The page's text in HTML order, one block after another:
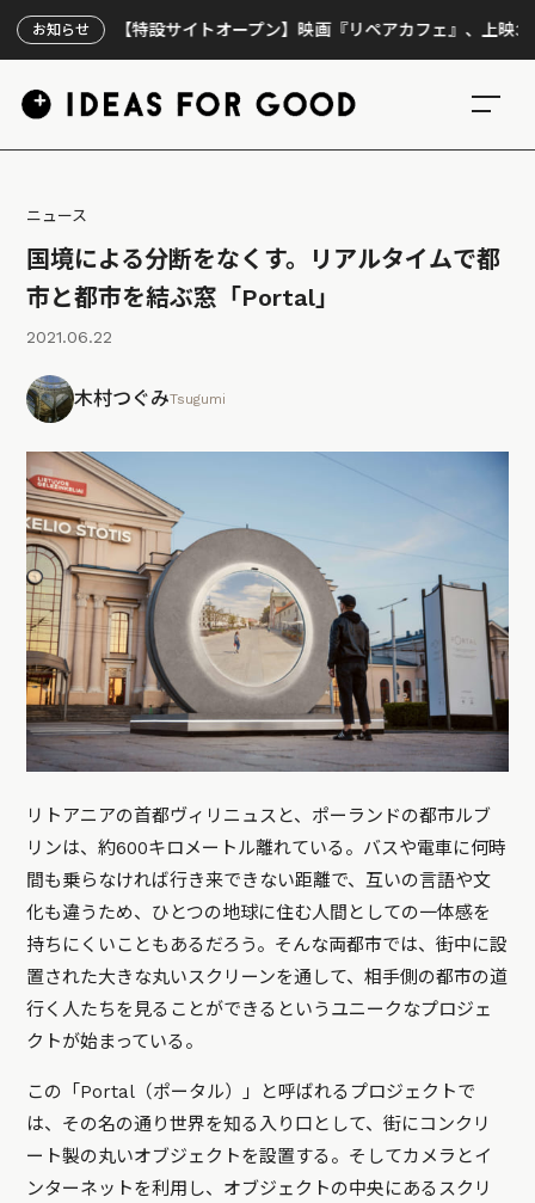
お知らせ
【特設サイトオープン】映画『リペアカフェ』、上映300回の先
ニュース
国境による分断をなくす。リアルタイムで都
市と都市を結ぶ窓「Portal」
2021.06.22
木村つぐみTsugumi
リトアニアの首都ヴィリニュスと、ポーランドの都市ルブ
リンは、約600キロメートル離れている。バスや電車に何時
間も乗らなければ行き来できない距離で、互いの言語や文
化も違うため、ひとつの地球に住む人間としての一体感を
持ちにくいこともあるだろう。そんな両都市では、街中に設
置された大きな丸いスクリーンを通して、相手側の都市の道
行く人たちを見ることができるというユニークなプロジェ
クトが始まっている。
この「Portal（ポータル）」と呼ばれるプロジェクトで
は、その名の通り世界を知る入り口として、街にコンクリ
ート製の丸いオブジェクトを設置する。そしてカメラとイ
ンターネットを利用し、オブジェクトの中央にあるスクリ